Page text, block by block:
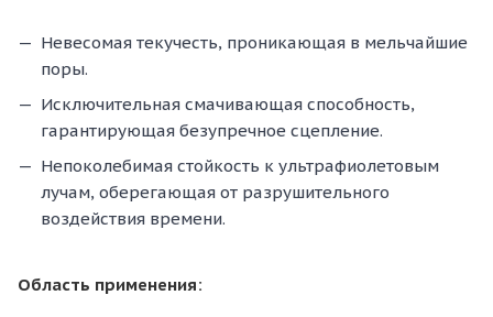
Невесомая текучесть, проникающая в мельчайшие
поры.
Исключительная смачивающая способность,
гарантирующая безупречное сцепление.
Непоколебимая стойкость к ультрафиолетовым
лучам, оберегающая от разрушительного
воздействия времени.
Область применения: